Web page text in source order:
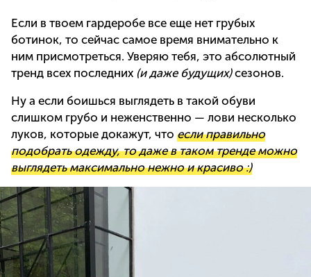
Если в твоем гардеробе все еще нет грубых
ботинок, то сейчас самое время внимательно к
ним присмотреться. Уверяю тебя, это абсолютный
тренд всех последних (и даже будущих)сезонов.
Ну а если боишься выглядеть в такой обуви
слишком грубо и неженственно — лови несколько
луков, которые докажут, что если правильно
подобрать одежду, то даже в таком тренде можно
выглядеть максимально нежно и красиво :)